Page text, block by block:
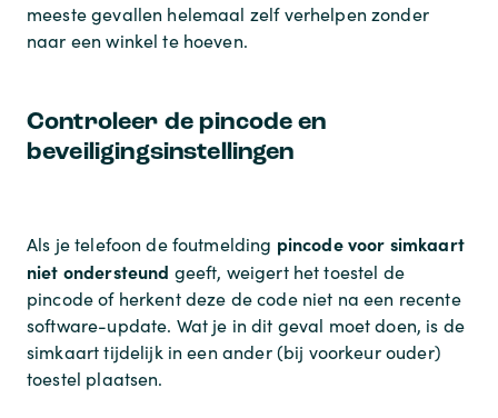
meeste gevallen helemaal zelf verhelpen zonder
naar een winkel te hoeven.
Controleer de pincode en
beveiligingsinstellingen
Als je telefoon de foutmelding pincode voor simkaart
niet ondersteund geeft, weigert het toestel de
pincode of herkent deze de code niet na een recente
software-update. Wat je in dit geval moet doen, is de
simkaart tijdelijk in een ander (bij voorkeur ouder)
toestel plaatsen.